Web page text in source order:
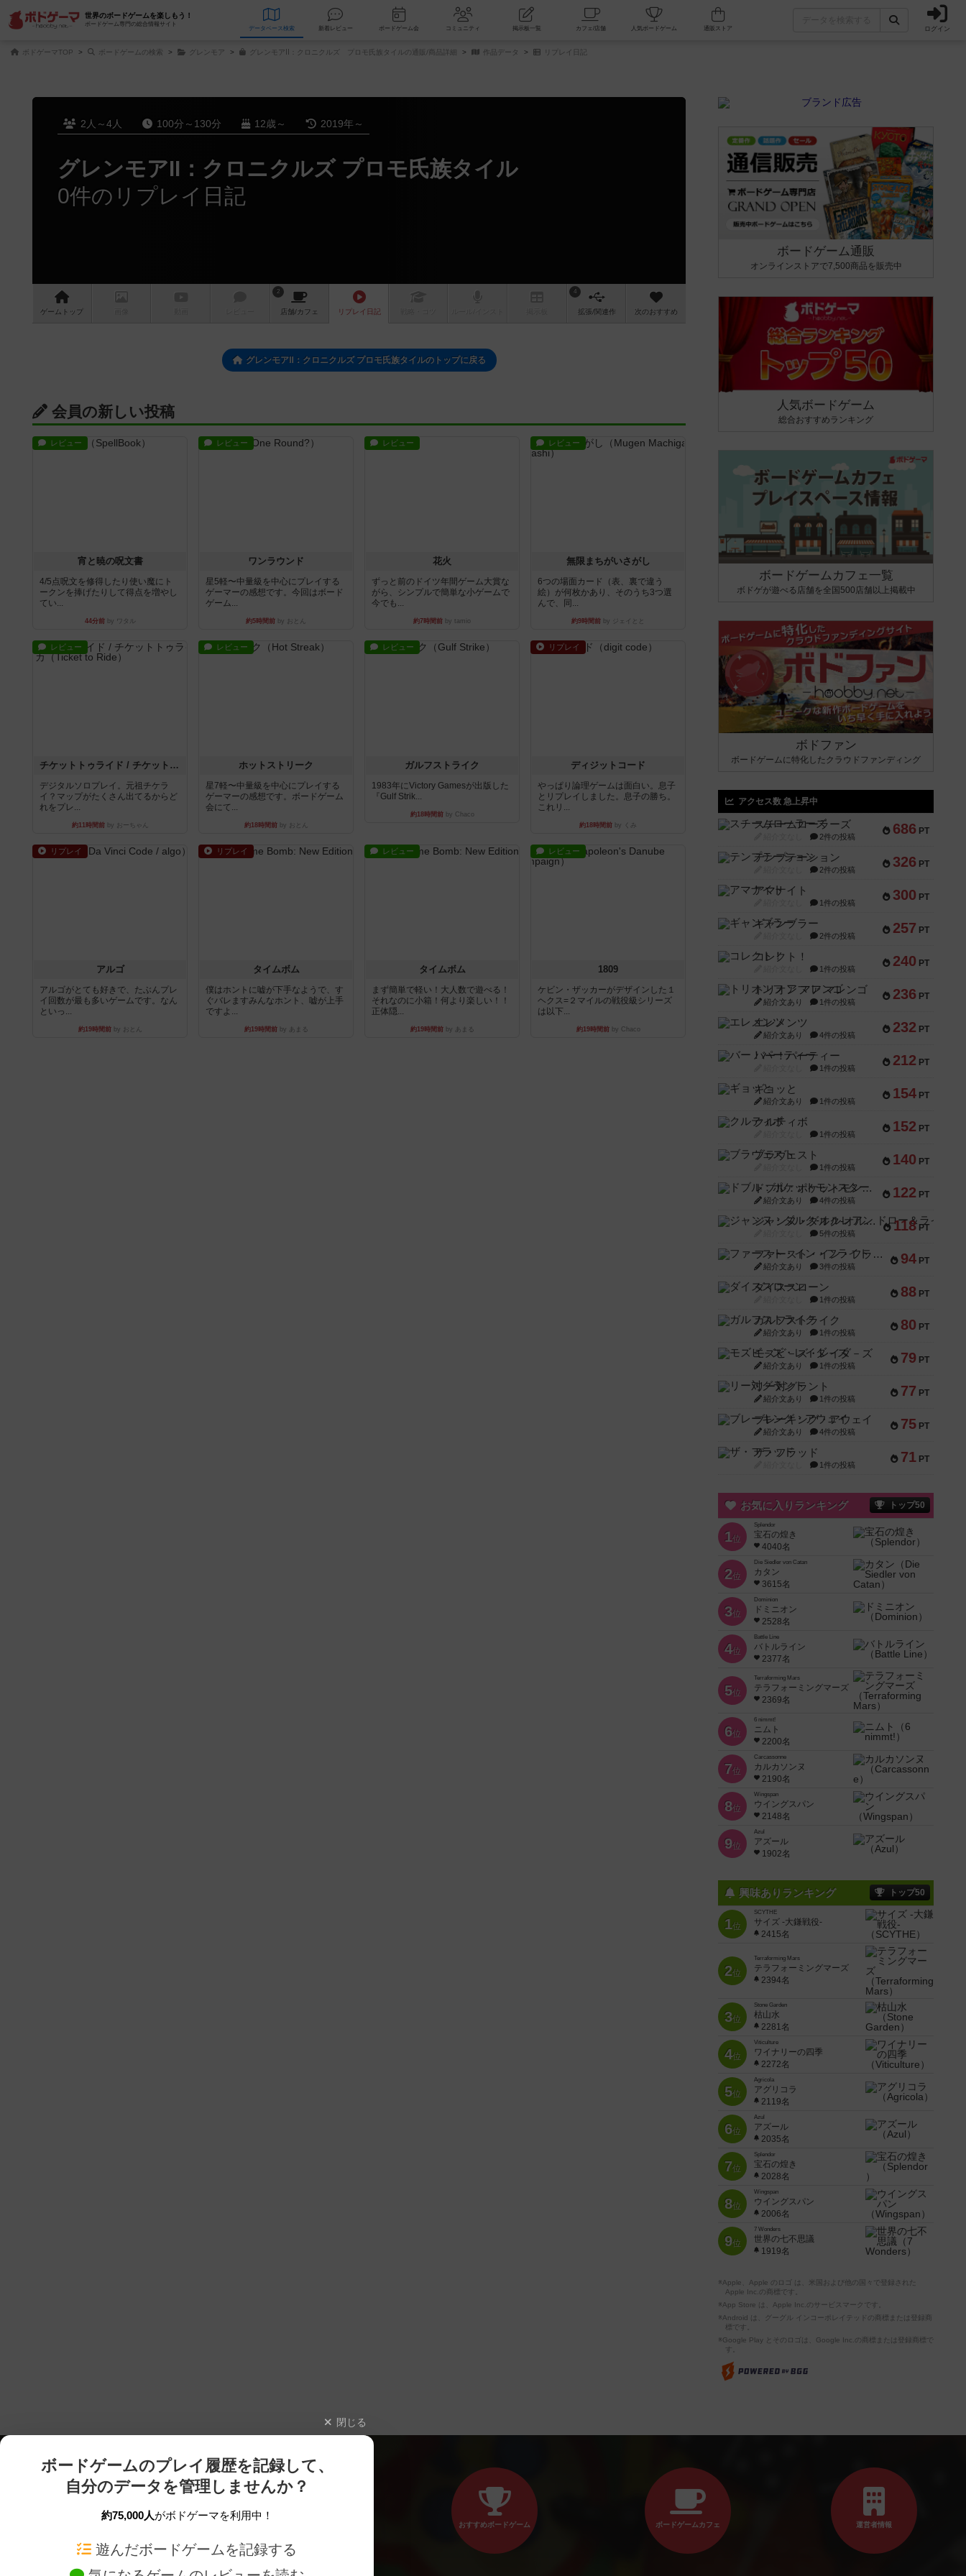
世界のボードゲームを楽しもう！
ボードゲーム専門の総合情報サイト
データベース 検索 新着レビュー ボードゲーム会 コミュニティ 掲示板一覧 カフェ/店舗 人気ボードゲーム ログイン
ボドゲーマTOP ボードゲームの検索 グレンモア グレンモアⅡ：クロニクルズ プロモ氏族タイルの通販/商品詳細 作品データ リプレイ日記
2人～4人 100分～130分 12歳～ 2019年～
グレンモアⅡ：クロニクルズ プロモ氏族タイル
0件のリプレイ日記
ゲーム トップ
2
店舗/カフェ リプレイ 日記
4
拡張/関連作 次のおすすめ
グレンモアⅡ：クロニクルズ プロモ氏族タイルのトップに戻る
会員の新しい投稿
レビュー
宵と暁の呪文書
4/5点呪文を修得したり使い魔にト
ークンを捧げたりして得点を増やし
てい...
44分前by ワタル
レビュー
ワンラウンド
星5軽〜中量級を中心にプレイする
ゲーマーの感想です。今回はボード
ゲーム...
約5時間前 by おとん
レビュー
花火
ずっと前のドイツ年間ゲーム大賞な
がら、シンプルで簡単な小ゲームで
今でも...
約7時間前 by tamio
レビュー
無限まちがいさがし
6つの場面カード（表、裏で違う
絵）が何枚かあり、そのうち3つ選
んで、同...
約9時間前 by ジェイとと
レビュー
チケットトゥライド / チケットトゥライドアメリカ
デジタルソロプレイ。元祖チケラ
イ？マップがたくさん出てるからど
れをプレ...
約11時間前by おーちゃん
レビュー
ホットストリーク
星7軽〜中量級を中心にプレイする
ゲーマーの感想です。ボードゲーム
会にて...
約18時間前by おとん
レビュー
ガルフストライク
1983年にVictory Gamesが出版した
『Gulf Strik...
約18時間前by Chaco
リプレイ
ディジットコード
やっぱり論理ゲームは面白い。息子
とリプレイしました。息子の勝ち。
これリ...
約18時間前 by くみ
リプレイ
アルゴ
アルゴがとても好きで、たぶんプレ
イ回数が最も多いゲームです。なん
といっ...
約19時間前by おとん
リプレイ
タイムボム
僕はホントに嘘が下手なようで、す
ぐバレますみんなホント、嘘が上手
ですよ...
約19時間前by あまる
レビュー
タイムボム
まず簡単で軽い！大人数で遊べる！
それなのに小箱！何より楽しい！！
正体隠...
約19時間前by あまる
レビュー
1809
ケビン・ザッカーがデザインした１
ヘクス=２マイルの戦役級シリーズ
は以下...
約19時間前by Chaco
ボードゲーム通販
オンラインストアで7,500商品を販売中
人気ボードゲーム
総合おすすめランキング
ボードゲームカフェ一覧
ボドゲが遊べる店舗を全国500店舗以上掲載中
ボドファン
ボードゲームに特化したクラウドファンディング
アクセス数 急上昇中
686 PT
スチームローラーズ
2件の投稿
326 PT
テンプテーション
2件の投稿
300 PT
アマナイト
1件の投稿
257 PT
ギャンブラー
2件の投稿
240 PT
コレクト！
1件の投稿
236 PT
トリオンフ ア マレンゴ
紹介文あり 1件の投稿
232 PT
エレメンツ
紹介文あり 4件の投稿
212 PT
バー！パーティー
1件の投稿
154 PT
ギョッと
紹介文あり 1件の投稿
152 PT
クルティボ
1件の投稿
140 PT
ブラヴェスト
1件の投稿
122 PT
ドブル：ポケットモンスター
紹介文あり 4件の投稿
118 PT
ジャンヌ・ダルク-オルレアン ドロー＆ライト
5件の投稿
94 PT
ファースト・イン・フライト
紹介文あり 3件の投稿
88 PT
ダイススローン
1件の投稿
80 PT
ガルフストライク
紹介文あり 1件の投稿
79 PT
モズビ－ズ・レイダ－ズ
紹介文あり 1件の投稿
77 PT
リー対グラント
紹介文あり 1件の投稿
75 PT
ブレーキング・アウェイ
紹介文あり 4件の投稿
71 PT
ザ・フラッド
1件の投稿
お気に入りランキング トップ50
1位
Splendor
宝石の煌き
4040名
2位
Die Siedler von Catan
カタン
3615名
3位
Dominion
ドミニオン
2528名
4位
Battle Line
バトルライン
2377名
5位
Terraforming Mars
テラフォーミングマーズ
2369名
6位
6 nimmt!
ニムト
2200名
7位
Carcassonne
カルカソンヌ
2190名
8位
Wingspan
ウイングスパン
2148名
9位
Azul
アズール
1902名
興味ありランキング トップ50
1位
SCYTHE
サイズ -大鎌戦役-
2415名
2位
Terraforming Mars
テラフォーミングマーズ
2394名
3位
Stone Garden
枯山水
2281名
4位
Viticulture
ワイナリーの四季
2272名
5位
Agricola
アグリコラ
2119名
6位
Azul
アズール
2035名
7位
Splendor
宝石の煌き
2028名
8位
Wingspan
ウイングスパン
2006名
9位
7 Wonders
世界の七不思議
1919名
※Apple、Apple のロゴ は、米国および他の国々で登録された
Apple Inc.の商標です。
※App Store は、Apple Inc.のサービスマークです。
※Android は、グーグル インコーポレイテッドの商標または登録商
標です。
※Google Play とそのロゴは、Google Inc.の商標または登録商標で
す。
閉じる
ボードゲームのプレイ履歴を記録して、
自分のデータを管理しませんか？
約75,000人がボドゲーマを利用中！
遊んだボードゲームを記録する
おすすめボードゲーム ボードゲームカフェ 運営者情報